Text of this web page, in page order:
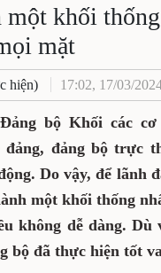
một khối
mặt
hiện) 17:02, 17/03/
bộ Khối các
đảng bộ trực
Do vậy, để lãnh
một khối thống
không dễ dàng. Dù
bộ đã thực hiện tốt